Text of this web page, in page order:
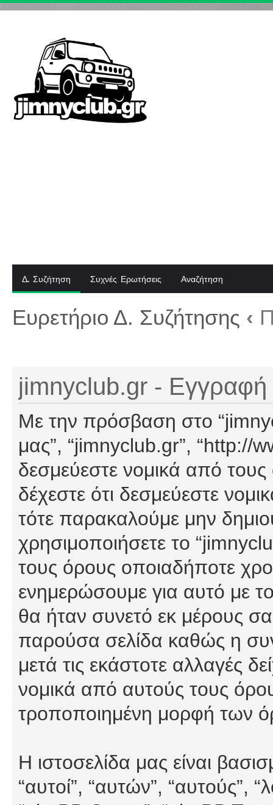
Δ. Συζήτηση Συχνές Ερωτήσεις Αναζήτηση
Ευρετήριο Δ. Συζήτησης ‹
jimnyclub.gr - Εγγραφή
Με την πρόσβαση στο
μας”, “jimnyclub.gr”, “http://
δεσμεύεστε νομικά από
δέχεστε ότι δεσμεύεστε
τότε παρακαλούμε μην
χρησιμοποιήσετε το
τους όρους οποιαδήποτε
ενημερώσουμε για αυτό με
θα ήταν συνετό εκ μέρους
παρούσα σελίδα καθώς η
μετά τις εκάστοτε αλλαγές
νομικά από αυτούς τους
τροποποιημένη μορφή των
Η ιστοσελίδα μας είναι
“αυτοί”, “αυτών”, “αυτούς”,